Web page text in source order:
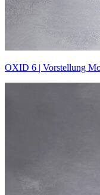
OXID 6 | Vorstellung